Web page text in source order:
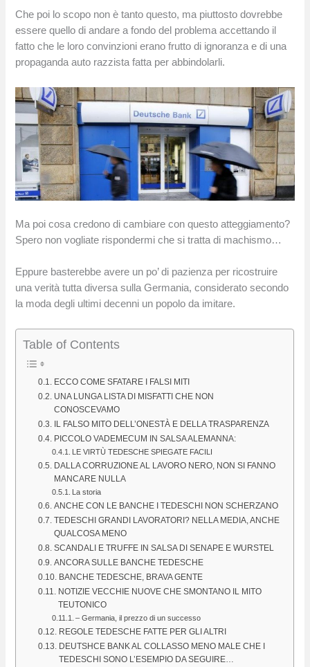
Che poi lo scopo non è tanto questo, ma piuttosto dovrebbe
essere quello di andare a fondo del problema accettando il
fatto che le loro convinzioni erano frutto di ignoranza e di una
propaganda auto razzista fatta per abbindolarli.
Ma poi cosa credono di cambiare con questo atteggiamento?
Spero non vogliate rispondermi che si tratta di machismo…
Eppure basterebbe avere un po’ di pazienza per ricostruire
una verità tutta diversa sulla Germania, considerato secondo
la moda degli ultimi decenni un popolo da imitare.
Table of Contents
ECCO COME SFATARE I FALSI MITI
UNA LUNGA LISTA DI MISFATTI CHE NON
CONOSCEVAMO
IL FALSO MITO DELL’ONESTÀ E DELLA TRASPARENZA
PICCOLO VADEMECUM IN SALSA ALEMANNA:
LE VIRTÙ TEDESCHE SPIEGATE FACILI
DALLA CORRUZIONE AL LAVORO NERO, NON SI FANNO
MANCARE NULLA
La storia
ANCHE CON LE BANCHE I TEDESCHI NON SCHERZANO
TEDESCHI GRANDI LAVORATORI? NELLA MEDIA, ANCHE
QUALCOSA MENO
SCANDALI E TRUFFE IN SALSA DI SENAPE E WURSTEL
ANCORA SULLE BANCHE TEDESCHE
BANCHE TEDESCHE, BRAVA GENTE
NOTIZIE VECCHIE NUOVE CHE SMONTANO IL MITO
TEUTONICO
– Germania, il prezzo di un successo
REGOLE TEDESCHE FATTE PER GLI ALTRI
DEUTSHCE BANK AL COLLASSO MENO MALE CHE I
TEDESCHI SONO L’ESEMPIO DA SEGUIRE…